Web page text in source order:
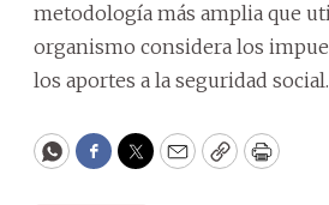
metodología más amplia que
organismo considera los
los aportes a la seguridad social.
WhatsApp
Facebook
Twitter
EmailCopyPrint